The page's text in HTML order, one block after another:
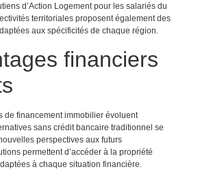
d’Action Logement pour les salariés du
territoriales proposent également des
aux spécificités de chaque région.
financiers
de financement immobilier évoluent
sans crédit bancaire traditionnel se
perspectives aux futurs
permettent d’accéder à la propriété
à chaque situation financière.